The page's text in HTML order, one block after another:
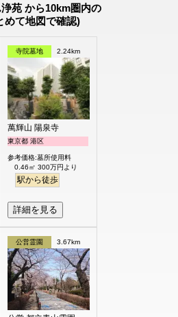
苑 から10km圏内の
て地図で確認)
寺院墓地 2.24km
萬輝山 陽泉寺
東京都 港区
参考価格:墓所使用料
0.46㎡ 300万円より
駅から徒歩
詳細を見る
公営霊園 3.67km